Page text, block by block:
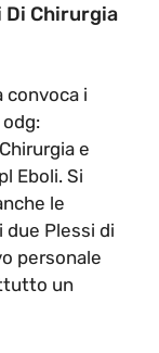
Di Chirurgia
convoca i
odg:
e
Eboli. Si
le
due Plessi di
personale
un